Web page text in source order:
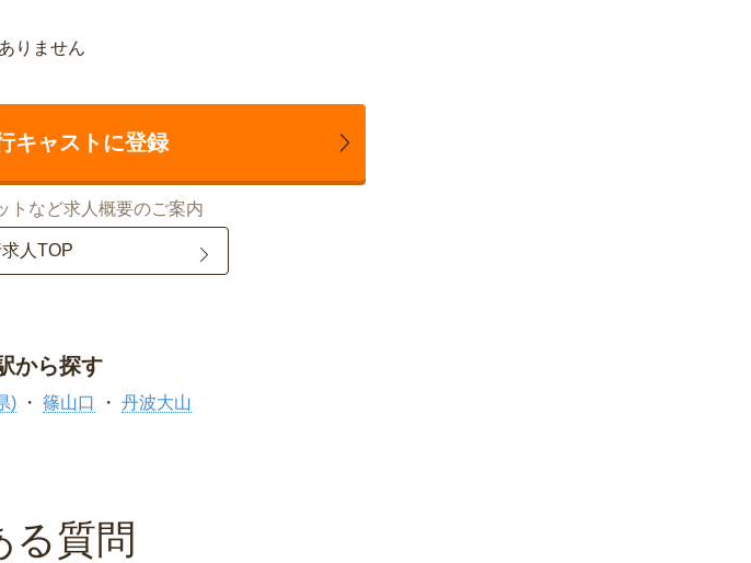
りません
キャストに登録
トなど求人概要のご案内
人TOP
から探す
) 篠山口 丹波大山
る質問